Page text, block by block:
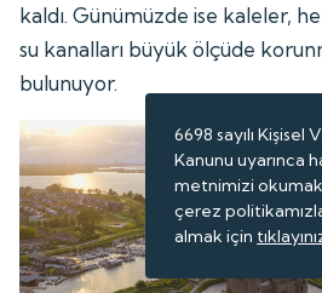
kaldı. Günümüzde ise kaleler,
su kanalları büyük ölçüde
bulunuyor.
6698 sayılı Kişisel
Kanunu uyarınca
metnimizi
çerez
almak için